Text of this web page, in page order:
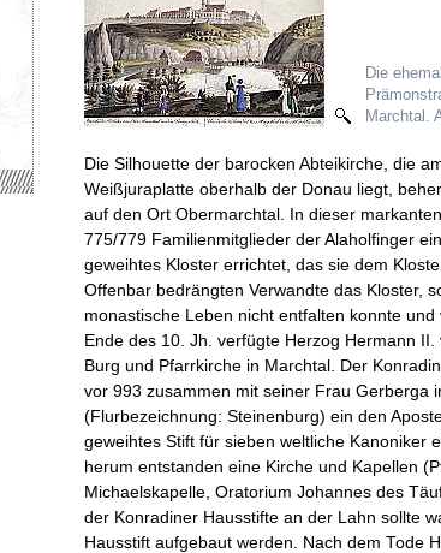
Die
Marchtal.
Die Silhouette der barocken Abteikirche, die
Weißjuraplatte oberhalb der Donau liegt,
auf den Ort Obermarchtal. In dieser
775/779 Familienmitglieder der Alaholfinger
geweihtes Kloster errichtet, das sie dem
Offenbar bedrängten Verwandte das Kloster,
monastische Leben nicht entfalten konnte
Ende des 10. Jh. verfügte Herzog Hermann
Burg und Pfarrkirche in Marchtal. Der
vor 993 zusammen mit seiner Frau Gerberga
(Flurbezeichnung: Steinenburg) ein den
geweihtes Stift für sieben weltliche Kanoniker
herum entstanden eine Kirche und Kapellen
Michaelskapelle, Oratorium Johannes des
der Konradiner Hausstifte an der Lahn sollte
Hausstift aufgebaut werden. Nach dem Tode